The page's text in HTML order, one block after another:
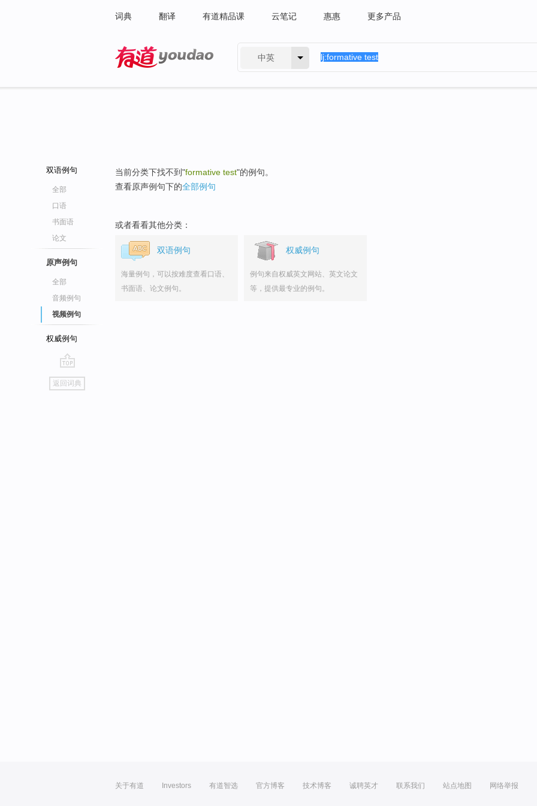
词典 翻译 有道精品课 云笔记 惠惠 更多产品
中英
双语例句
全部
口语
书面语
论文
原声例句
全部
音频例句
视频例句
权威例句
go
top
返回词典
当前分类下找不到"formative test"的例句。
查看原声例句下的全部例句
或者看看其他分类：
双语例句
海量例句，可以按难度查看口语、
书面语、论文例句。
权威例句
例句来自权威英文网站、英文论文
等，提供最专业的例句。
关于有道 Investors 有道智选 官方博客 技术博客 诚聘英才 联系我们 站点地图 网络举报